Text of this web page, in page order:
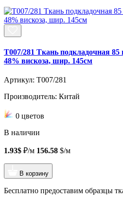
T007/281 Ткань подкладочная 85
48% вискоза, шир. 145см
Артикул: T007/281
Производитель: Китай
0 цветов
В наличии
1.93$ ₽/м 156.58 $/м
В корзину
Бесплатно предоставим образцы